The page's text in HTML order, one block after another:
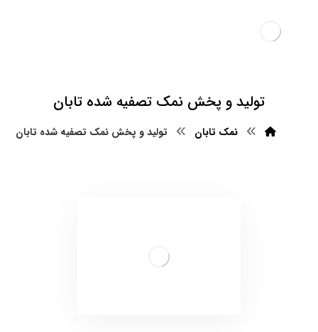
تولید و پخش نمک تصفیه شده تابان
نمک تابان تولید و پخش نمک تصفیه شده تابان